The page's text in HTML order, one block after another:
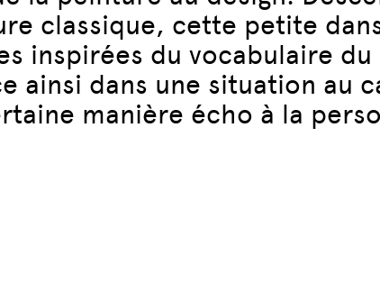
classique, cette petite
inspirées du vocabulaire du
ainsi dans une situation au
manière écho à la